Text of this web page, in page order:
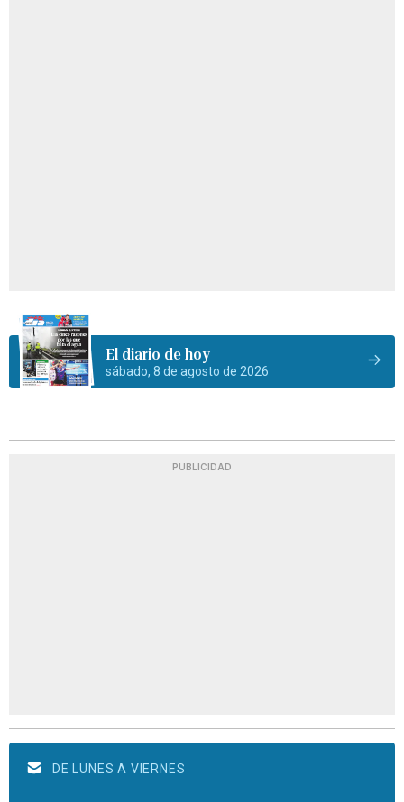
El diario de hoy
sábado, 8 de agosto de 2026
PUBLICIDAD
DE LUNES A VIERNES